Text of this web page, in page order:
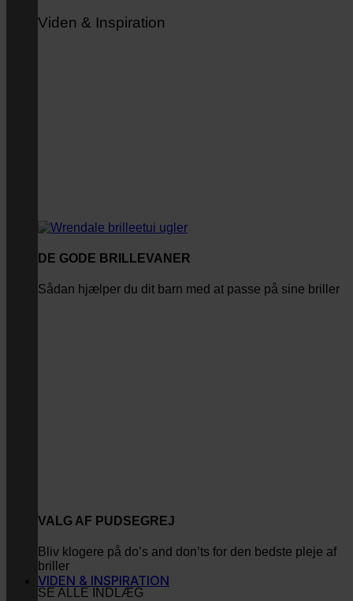
Viden & Inspiration
DE GODE BRILLEVANER
Sådan hjælper du dit barn med at passe på sine briller
VALG AF PUDSEGREJ
Bliv klogere på do’s and don’ts for den bedste pleje af
briller
SE ALLE INDLÆG
VIDEN & INSPIRATION